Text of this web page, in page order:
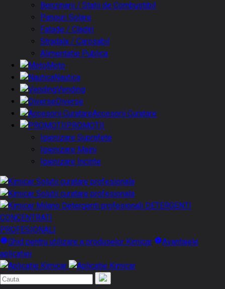
Benzinarii / Statii de Combustibil
Panouri Solare
Fatade / Cladiri
Stradala / Carosabil
Alimentatie Publica
Moto
Nautica
Vending
Diverse
Accesorii Curatare
PROMOTII
Igienizare Suprafete
Igienizare Maini
Igienizare Incinte
DETERGENTI
CONCENTRATI
PROFESIONALI
Ghid pentru utilizare a produselor Kimicar
Avantajele
aplicatiei